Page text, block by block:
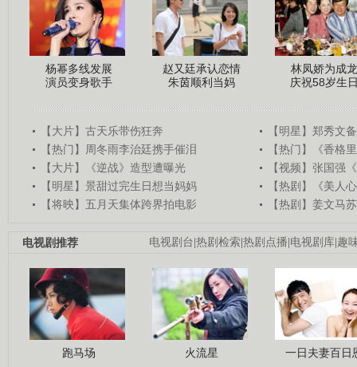
杨幂多线发展
演员变身歌手
赵又廷承认恋情
朱茵顺利当妈
林凤娇为成龙
庆祝58岁生
【大片】古天乐带伤狂奔
【明星】郑秀文
【热门】周冬雨李治廷携手催泪
【热门】《香格
【大片】《逆战》造型遭曝光
【视频】张国强
【明星】景甜过完生日想当妈妈
【热剧】《美人
【将映】五月天集体跨界拍电影
【热剧】姜文马
电视剧台 热剧检索 热剧点播 电视剧库 趣
电视剧推荐
跑马场 火流星 一日夫妻百日